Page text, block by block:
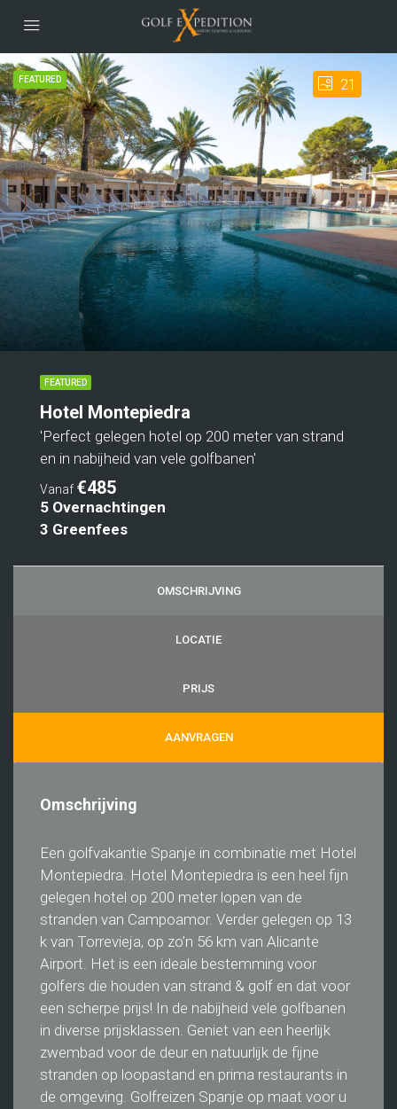
21
FEATURED
FEATURED
Hotel Montepiedra
'Perfect gelegen hotel op 200 meter van strand
en in nabijheid van vele golfbanen'
Vanaf €485
5 Overnachtingen
3 Greenfees
OMSCHRIJVING
LOCATIE
PRIJS
AANVRAGEN
Omschrijving
Een golfvakantie Spanje in combinatie met Hotel
Montepiedra. Hotel Montepiedra is een heel fijn
gelegen hotel op 200 meter lopen van de
stranden van Campoamor. Verder gelegen op 13
k van Torrevieja, op zo’n 56 km van Alicante
Airport. Het is een ideale bestemming voor
golfers die houden van strand & golf en dat voor
een scherpe prijs! In de nabijheid vele golfbanen
in diverse prijsklassen. Geniet van een heerlijk
zwembad voor de deur en natuurlijk de fijne
stranden op loopastand en prima restaurants in
de omgeving. Golfreizen Spanje op maat voor u